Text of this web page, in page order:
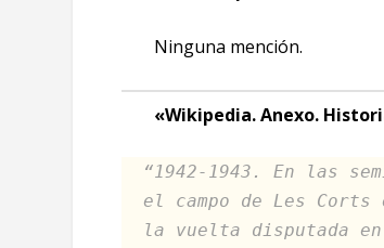
Ninguna mención.
«Wikipedia. Anexo.
“1942-1943. En las
el campo de Les
la vuelta disputada